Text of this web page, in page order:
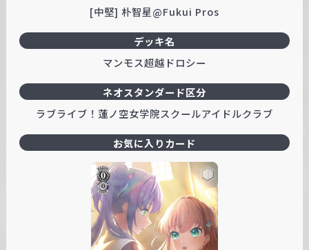
[中堅] 朴智星@Fukui Pros
デッキ名
マンモス超越ドロシー
ネオスタンダード区分
ラブライブ！蓮ノ空女学院スクールアイドルクラブ
お気に入りカード